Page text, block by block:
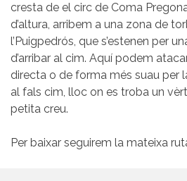
cresta de el circ de Coma
d’altura, arribem a una zona de
l’Puigpedrós, que s’estenen per
d’arribar al cim. Aquí podem
directa o de forma més suau per
al fals cim, lloc on es troba un
petita creu.
Per baixar seguirem la mateixa